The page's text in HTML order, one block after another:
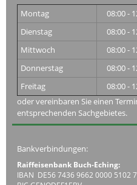
Montag
08:00 -
Dienstag
08:00 -
Mittwoch
08:00 -
Donnerstag
08:00 -
Freitag
08:00 -
oder vereinbaren Sie einen
entsprechenden Sachgebietes.
Bankverbindungen:
Raiffeisenbank Buch-Eching:
IBAN DE56 7436 9662 0000 5102